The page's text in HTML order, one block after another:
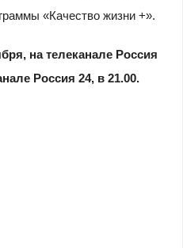
«Качество жизни +».
на телеканале Россия
Россия 24, в 21.00.